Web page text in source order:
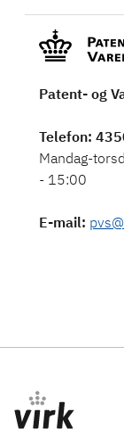
Patent- og
Telefon:
Mandag-
- 15:00
E-mail: